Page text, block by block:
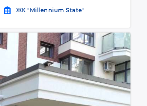
ЖК "Millennium State"